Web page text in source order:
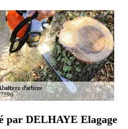
par DELHAYE Elagage